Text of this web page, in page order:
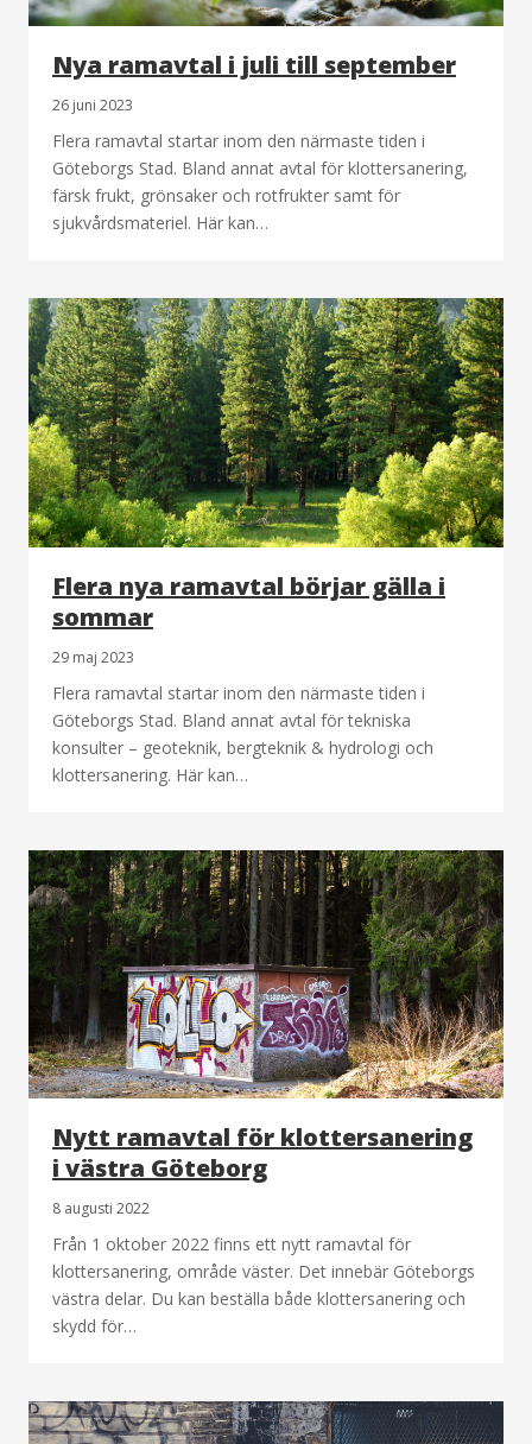
Nya ramavtal i juli till september
26 juni 2023
Flera ramavtal startar inom den närmaste tiden i
Göteborgs Stad. Bland annat avtal för klottersanering,
färsk frukt, grönsaker och rotfrukter samt för
sjukvårdsmateriel. Här kan…
Flera nya ramavtal börjar gälla i
sommar
29 maj 2023
Flera ramavtal startar inom den närmaste tiden i
Göteborgs Stad. Bland annat avtal för tekniska
konsulter – geoteknik, bergteknik & hydrologi och
klottersanering. Här kan…
Nytt ramavtal för klottersanering
i västra Göteborg
8 augusti 2022
Från 1 oktober 2022 finns ett nytt ramavtal för
klottersanering, område väster. Det innebär Göteborgs
västra delar. Du kan beställa både klottersanering och
skydd för…